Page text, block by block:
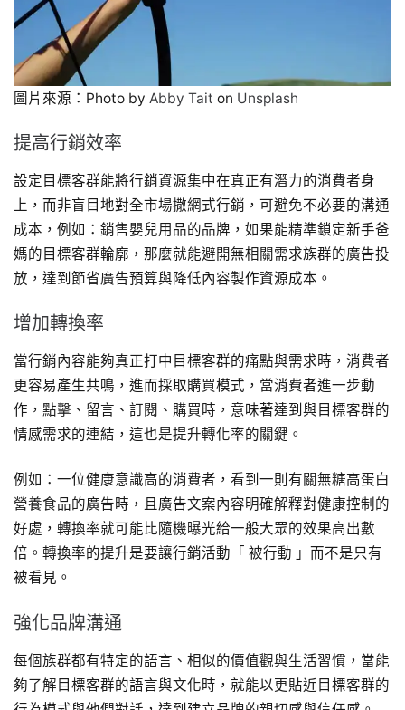
圖片來源：Photo by Abby Tait on Unsplash
提高行銷效率
設定目標客群能將行銷資源集中在真正有潛力的消費者身
上，而非盲目地對全市場撒網式行銷，可避免不必要的溝通
成本，例如：銷售嬰兒用品的品牌，如果能精準鎖定新手爸
媽的目標客群輪廓，那麼就能避開無相關需求族群的廣告投
放，達到節省廣告預算與降低內容製作資源成本。
增加轉換率
當行銷內容能夠真正打中目標客群的痛點與需求時，消費者
更容易產生共鳴，進而採取購買模式，當消費者進一步動
作，點擊、留言、訂閱、購買時，意味著達到與目標客群的
情感需求的連結，這也是提升轉化率的關鍵。
例如：一位健康意識高的消費者，看到一則有關無糖高蛋白
營養食品的廣告時，且廣告文案內容明確解釋對健康控制的
好處，轉換率就可能比隨機曝光給一般大眾的效果高出數
倍。轉換率的提升是要讓行銷活動「 被行動 」而不是只有
被看見。
強化品牌溝通
每個族群都有特定的語言、相似的價值觀與生活習慣，當能
夠了解目標客群的語言與文化時，就能以更貼近目標客群的